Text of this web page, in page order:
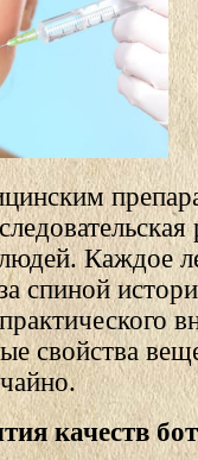
Каждое
спиной
свойства
качеств